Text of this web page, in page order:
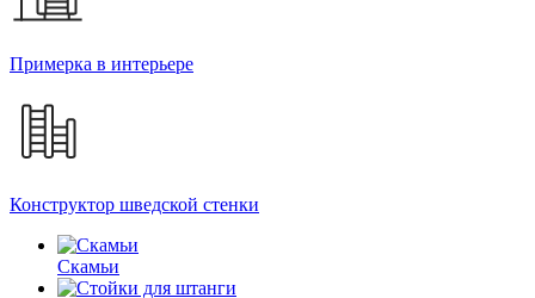
Примерка в интерьере
Конструктор шведской стенки
Скамьи